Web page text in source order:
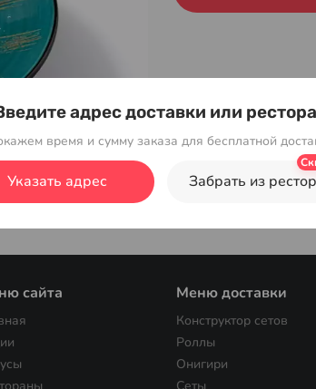
сайта Меню доставки
Конструктор сетов
Роллы
Онигири
адрес доставки или
время и сумму заказа для бесплатной
Указать адрес Забрать из